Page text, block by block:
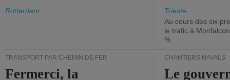
Rotterdam
Trieste
Au cours des six
le trafic à
%.
TRANSPORT PAR CHEMIN DE FER
Fermerci, la
CHANTIERS NAVALS
Le